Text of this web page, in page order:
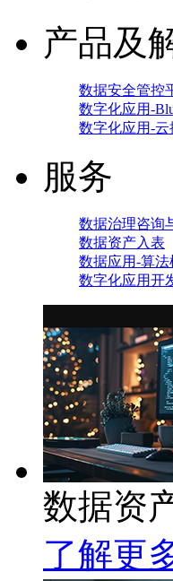
产品及
数据安全管控
数字化应用-
数字化应用-云
服务
数据治理咨询
数据资产入表
数据应用-算
数字化应用开
数据资
了解更